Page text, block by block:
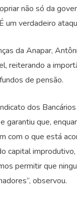
não só da
um verdadeiro
da Anapar,
reiterando a
de pensão.
dos
garantiu que,
com o que está
capital
permitir que
observou.